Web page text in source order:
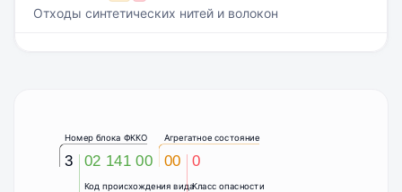
Отходы синтетических нитей и волокон
3
Номер блока ФККО
Код происхождения вида
02 141 00
Агрегатное состояние
00
Класс опасности
0